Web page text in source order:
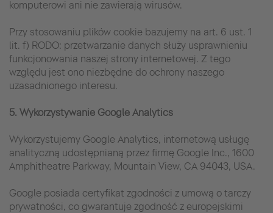
komputerowi ani nie zawierają wirusów.
Przy stosowaniu plików cookie bazujemy na art. 6 ust. 1
lit. f) RODO: przetwarzanie danych służy usprawnieniu
funkcjonowania naszej strony internetowej. Z tego
względu jest ono niezbędne do ochrony naszego
uzasadnionego interesu.
5. Wykorzystywanie Google Analytics
Wykorzystujemy Google Analytics, internetową usługę
analityczną udostępnianą przez firmę Google Inc., 1600
Amphitheatre Parkway, Mountain View, CA 94043, USA.
Google posiada certyfikat zgodności z umową o tarczy
prywatności, co gwarantuje zgodność z europejskimi